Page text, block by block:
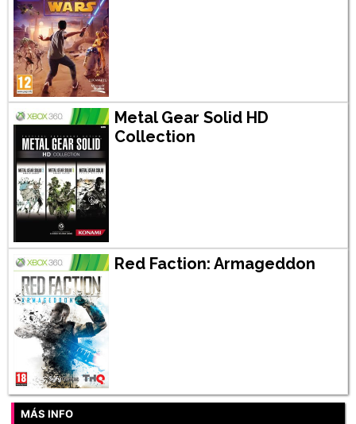
Metal Gear Solid HD
Collection
Red Faction: Armageddon
MÁS INFO